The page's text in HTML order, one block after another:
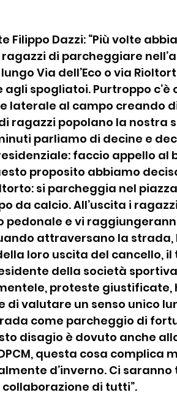
Filippo Dazzi: “Più volte
di parcheggiare
Via dell’Eco o via
spogliatoi. Purtroppo c’è
laterale al campo creando
ragazzi popolano la nostra
parliamo di decine e
faccio appello al
proposito abbiamo
si parcheggia nel
da calcio. All’uscita i
e vi
attraversano la
loro uscita del cancello, il
della società
proteste giustificate,
di valutare un senso unico
come parcheggio di
disagio è dovuto anche
questa cosa complica
d’inverno. Ci
collaborazione di tutti”.